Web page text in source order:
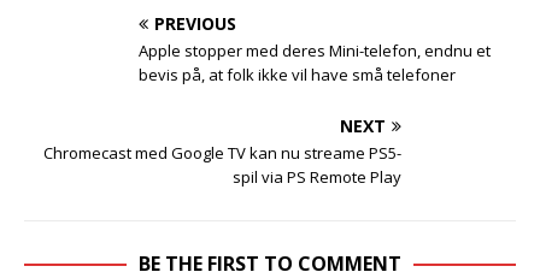
PREVIOUS
Apple stopper med deres Mini-telefon, endnu et
bevis på, at folk ikke vil have små telefoner
NEXT
Chromecast med Google TV kan nu streame PS5-
spil via PS Remote Play
BE THE FIRST TO COMMENT